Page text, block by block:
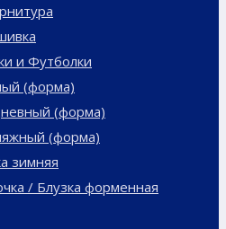
и Футболки
(форма)
(форма)
(форма)
зимняя
/ Блузка форменная